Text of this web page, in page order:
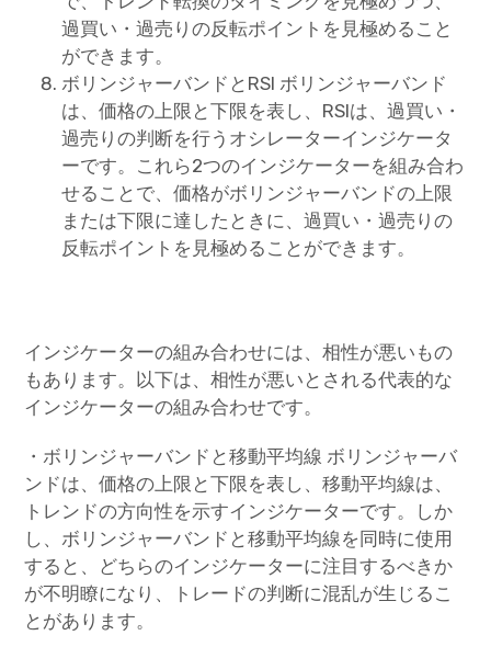
過買い・過売りの反転ポイントを見極めること
ができます。
ボリンジャーバンドとRSI ボリンジャーバンド
は、価格の上限と下限を表し、RSIは、過買い・
過売りの判断を行うオシレーターインジケータ
ーです。これら2つのインジケーターを組み合わ
せることで、価格がボリンジャーバンドの上限
または下限に達したときに、過買い・過売りの
反転ポイントを見極めることができます。
インジケーターの組み合わせには、相性が悪いもの
もあります。以下は、相性が悪いとされる代表的な
インジケーターの組み合わせです。
・ボリンジャーバンドと移動平均線 ボリンジャーバ
ンドは、価格の上限と下限を表し、移動平均線は、
トレンドの方向性を示すインジケーターです。しか
し、ボリンジャーバンドと移動平均線を同時に使用
すると、どちらのインジケーターに注目するべきか
が不明瞭になり、トレードの判断に混乱が生じるこ
とがあります。